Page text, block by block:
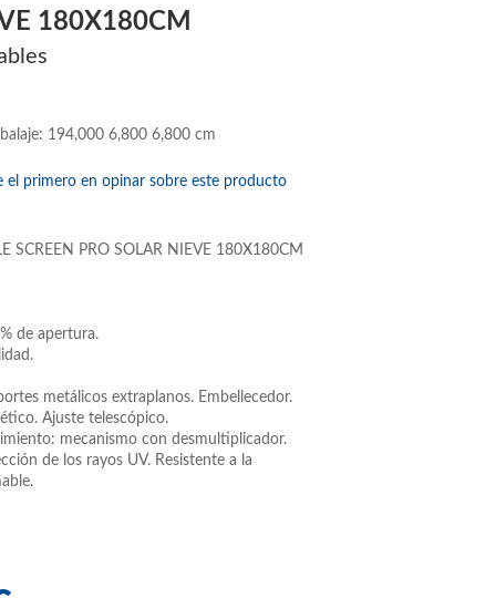
180X180CM
194,000 6,800 6,800 cm
el primero en opinar sobre este producto
SCREEN PRO SOLAR NIEVE 180X180CM
de apertura.
metálicos extraplanos. Embellecedor.
Ajuste telescópico.
mecanismo con desmultiplicador.
de los rayos UV. Resistente a la